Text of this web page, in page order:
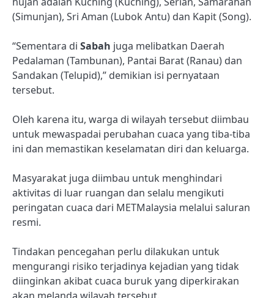
(Simunjan), Sri Aman (Lubok Antu) dan Kapit (Song).
“Sementara di Sabah juga melibatkan Daerah
Pedalaman (Tambunan), Pantai Barat (Ranau) dan
Sandakan (Telupid),” demikian isi pernyataan
tersebut.
Oleh karena itu, warga di wilayah tersebut diimbau
untuk mewaspadai perubahan cuaca yang tiba-tiba
ini dan memastikan keselamatan diri dan keluarga.
Masyarakat juga diimbau untuk menghindari
aktivitas di luar ruangan dan selalu mengikuti
peringatan cuaca dari METMalaysia melalui saluran
resmi.
Tindakan pencegahan perlu dilakukan untuk
mengurangi risiko terjadinya kejadian yang tidak
diinginkan akibat cuaca buruk yang diperkirakan